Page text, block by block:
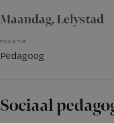
Maandag, Lelystad
FUNCTIE
Pedagoog
Sociaal